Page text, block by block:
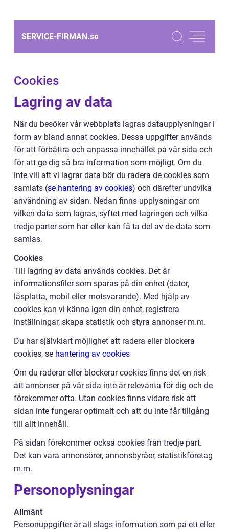
SERVICE-FIRMAN.se
Cookies
Lagring av data
När du besöker vår webbplats lagras dataupplysningar i
form av bland annat cookies. Dessa uppgifter används
för att förbättra och anpassa innehållet på vår sida och
för att ge dig så bra information som möjligt. Om du
inte vill att vi lagrar data bör du radera de cookies som
samlats (se hantering av cookies) och därefter undvika
användning av sidan. Nedan finns upplysningar om
vilken data som lagras, syftet med lagringen och vilka
tredje parter som har eller kan få ta del av de data som
samlas.
Cookies
Till lagring av data används cookies. Det är
informationsfiler som sparas på din enhet (dator,
läsplatta, mobil eller motsvarande). Med hjälp av
cookies kan vi känna igen din enhet, registrera
inställningar, skapa statistik och styra annonser m.m.
Du har självklart möjlighet att radera eller blockera
cookies, se hantering av cookies
Om du raderar eller blockerar cookies finns det en risk
att annonser på vår sida inte är relevanta för dig och de
förekommer ofta. Utan cookies finns vidare risk att
sidan inte fungerar optimalt och att du inte får tillgång
till allt innehåll.
På sidan förekommer också cookies från tredje part.
Det kan vara annonsörer, annonsbyråer, statistikföretag
m.m.
Personoplysningar
Allmänt
Personuppgifter är all slags information som på ett eller